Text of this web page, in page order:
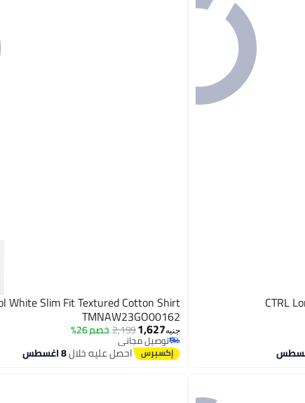
CTRL
White Slim Fit Textured Cotton Shirt
TMNAW23GO00162
جنيه1,627
2,199خصم 26%
توصيل مجاني
توصيل مجانياحصل عليه خلال8 اغسطس